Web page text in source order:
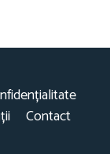
Contact